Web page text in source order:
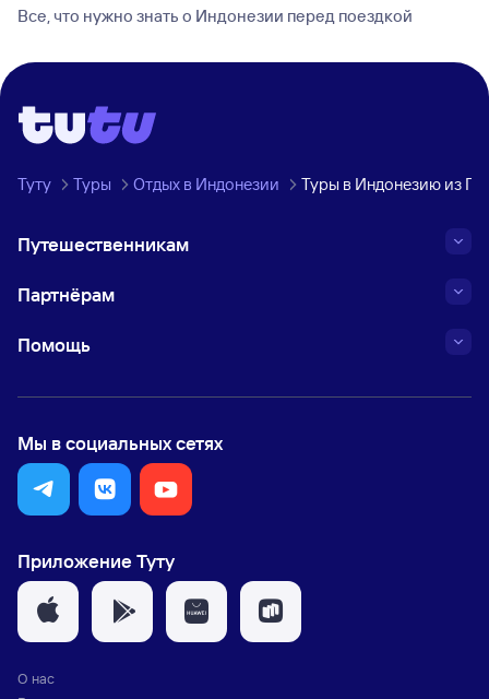
Все, что нужно знать о Индонезии перед поездкой
Туту Туры Отдых в Индонезии Туры в Индонезию из
Путешественникам
Партнёрам
Помощь
Мы в социальных сетях
Приложение Туту
О нас